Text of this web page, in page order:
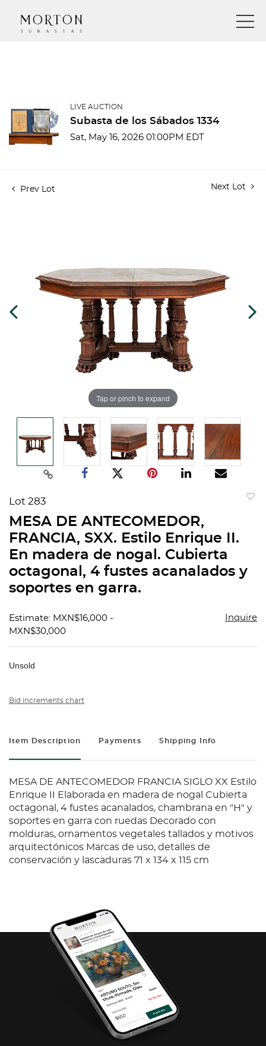
LIVE AUCTION
Subasta de los Sábados 1334
Sat, May 16, 2026 01:00PM EDT
Prev Lot Next Lot
Tap or pinch to expand
Lot 283
MESA DE ANTECOMEDOR,
FRANCIA, SXX. Estilo Enrique II.
En madera de nogal. Cubierta
octagonal, 4 fustes acanalados y
soportes en garra.
Estimate: MXN$16,000 -
MXN$30,000
Inquire
Unsold
Bid increments chart
Item Description Payments Shipping Info
MESA DE ANTECOMEDOR FRANCIA SIGLO XX Estilo
Enrique II Elaborada en madera de nogal Cubierta
octagonal, 4 fustes acanalados, chambrana en "H" y
soportes en garra con ruedas Decorado con
molduras, ornamentos vegetales tallados y motivos
arquitectónicos Marcas de uso, detalles de
conservación y lascaduras 71 x 134 x 115 cm